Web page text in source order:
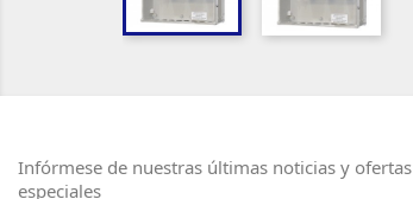
Infórmese de nuestras últimas noticias y ofertas
especiales